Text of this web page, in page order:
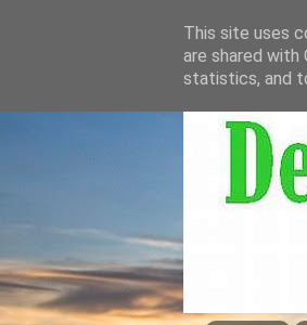
This site uses
are shared
statistics, and